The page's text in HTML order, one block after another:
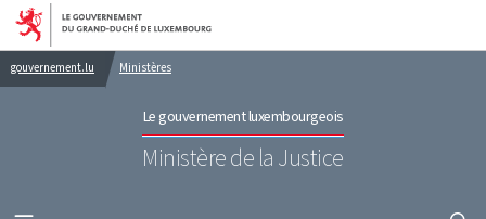
Aller au menu principal
Aller au contenu
gouvernement.lu Ministères
Le gouvernement luxembourgeois
Ministère de la Justice